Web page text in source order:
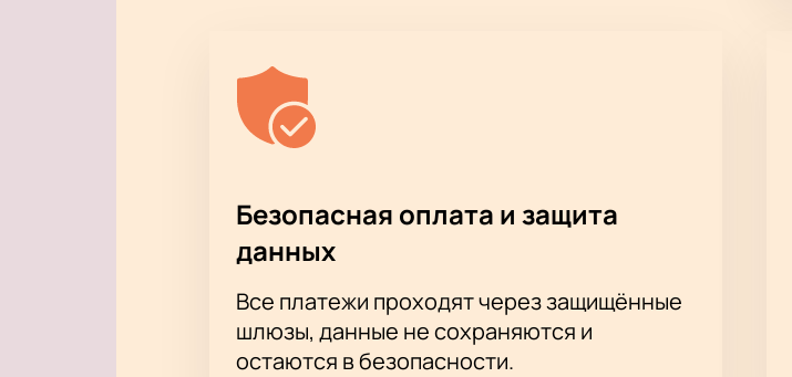
Безопасная оплата и защита
данных
Все платежи проходят через защищённые
шлюзы, данные не сохраняются и
остаются в безопасности.